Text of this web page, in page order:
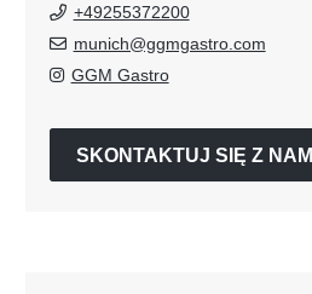
+49255372200
munich@ggmgastro.com
GGM Gastro
SKONTAKTUJ SIĘ Z NAMI